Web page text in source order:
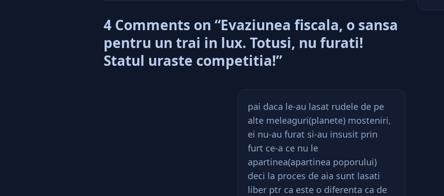
4 Comments on “Evaziunea fiscala, o sansa
pentru un trai in lux. Totusi, nu furati!
Statul uraste competitia!”
pai daca le-au lasat rudele de pe
alte meleaguri(planete) mosteniri,
ei nu-au furat si-au insusit prin
furt ce-a ce nu le
apartinea(apartinea poporului)
deci la proces de aia sunt lasati
liber ptr ca este o diferenta ca de